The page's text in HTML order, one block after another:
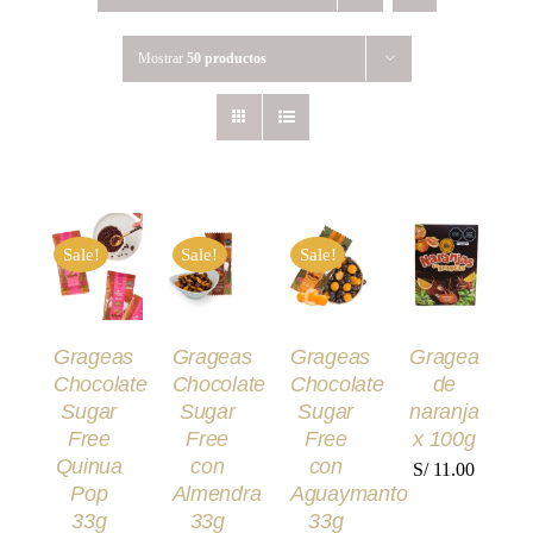
Mostrar 50 productos
Sale!
AÑADIR
AL
CARRITO
/
DETALLES
Grageas
Chocolate
Sugar
Free
Quinua
Pop
33g
Sale!
AL
CARRITO
/
Grageas
Chocolate
Sugar
Free
con
Almendra
33g
Sale!
AL
CARRITO
/
Grageas
Chocolate
Sugar
Free
con
Aguaymanto
33g
AL
CARRITO
/
Gragea
de
naranja
x 100g
S/11.00